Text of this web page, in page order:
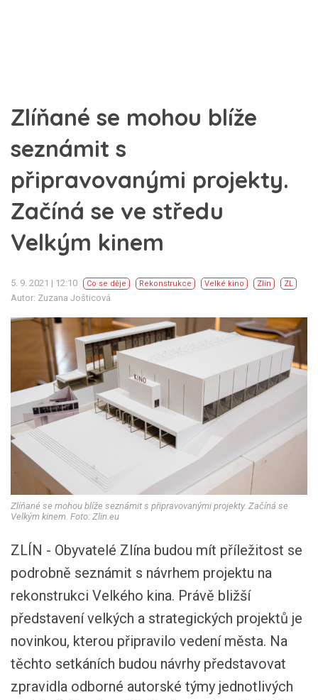
Zlíňané se mohou blíže
seznámit s
připravovanými projekty.
Začíná se ve středu
Velkým kinem
5. 9. 2021 | 12:10 Co se děje Rekonstrukce Velké kino Zlín ZL
Autor: Zuzana Jošticová
Zlíňané se mohou blíže seznámit s připravovanými projekty. Začíná se
Velkým kinem. Foto: Zlin.eu
ZLÍN - Obyvatelé Zlína budou mít příležitost se
podrobně seznámit s návrhem projektu na
rekonstrukci Velkého kina. Právě bližší
představení velkých a strategických projektů je
novinkou, kterou připravilo vedení města. Na
těchto setkáních budou návrhy představovat
zpravidla odborné autorské týmy jednotlivých